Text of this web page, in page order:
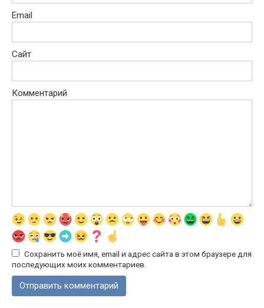
Email
Сайт
Комментарий
Сохранить моё имя, email и адрес сайта в этом браузере для
последующих моих комментариев.